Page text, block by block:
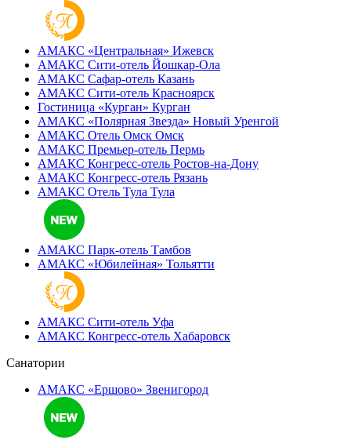
АМАКС «‎Центральная» Ижевск
АМАКС Сити-отель Йошкар-Ола
АМАКС Сафар-отель Казань
АМАКС Сити-отель Красноярск
Гостиница «‎Курган» Курган
АМАКС «Полярная Звезда» Новый Уренгой
АМАКС Отель ‎Омск Омск
АМАКС Премьер-отель Пермь
АМАКС Конгресс-отель Ростов-на-Дону
АМАКС Конгресс-отель Рязань
АМАКС Отель Тула Тула
АМАКС Парк-отель Тамбов
АМАКС «‎Юбилейная» Тольятти
АМАКС Сити-отель Уфа
АМАКС Конгресс-отель Хабаровск
Санатории
АМАКС «Ершово» Звенигород